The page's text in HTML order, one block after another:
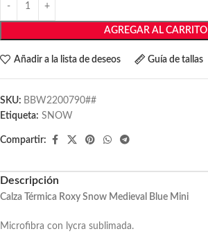
AGREGAR AL CARRITO
Añadir a la lista de deseos Guía de tallas
SKU: BBW2200790##
Etiqueta: SNOW
Compartir:
Descripción
Calza Térmica Roxy Snow Medieval Blue Mini
Microfibra con lycra sublimada.